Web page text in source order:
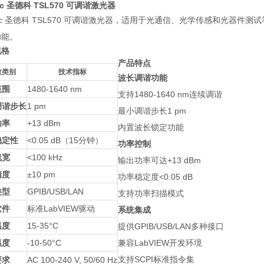
圣德科 TSL570 可调谐激光器
圣德科 TSL570 可调谐激光器，适用于光通信、光学传感和光器件测
。
别 技术指标
1480-1640 nm
步长1 pm
率
+13 dBm
定性
<0.05 dB（15分钟）
宽
<100 kHz
度
±10 pm
GPIB/USB/LAN
件
标准LabVIEW驱动
度
15-35°C
度
-10-50°C
求
AC 100-240 V, 50/60 Hz
产品特点
波长调谐功能
支持1480-1640 nm连续调谐
最小调谐步长1 pm
内置波长锁定功能
功率控制
输出功率可达+13 dBm
功率稳定度<0.05 dB
支持功率扫描模式
系统集成
提供GPIB/USB/LAN多种接口
兼容LabVIEW开发环境
支持SCPI标准指令集